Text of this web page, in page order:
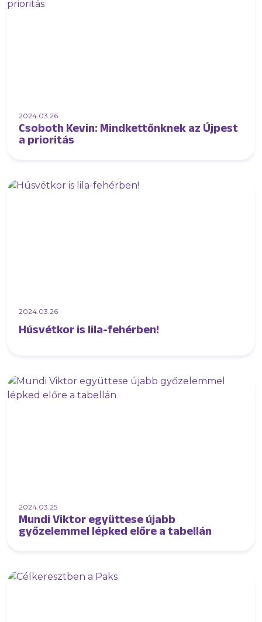
2024.03.26
Csoboth Kevin: Mindkettőnknek az Újpest
a prioritás
2024.03.26
Húsvétkor is lila-fehérben!
2024.03.25
Mundi Viktor együttese újabb
győzelemmel lépked előre a tabellán